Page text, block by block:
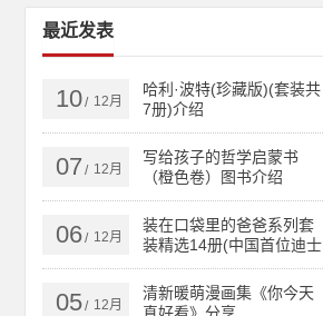
最近发表
10/ 12月
哈利·波特(珍藏版)(套装共
7册)介绍
07 / 12月
写给孩子的哲学启蒙书
（橙色卷）图书介绍
06/ 12月
装在口袋里的爸爸系列套
装精选14册(中国首位迪士
尼签约作家杨鹏畅销百万
的作品)
05/ 12月
清新暖萌漫画集《你今天